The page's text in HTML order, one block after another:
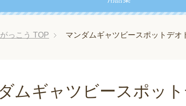
っこう TOP マンダムギャツビースポットデオ
ムギャツビースポッ